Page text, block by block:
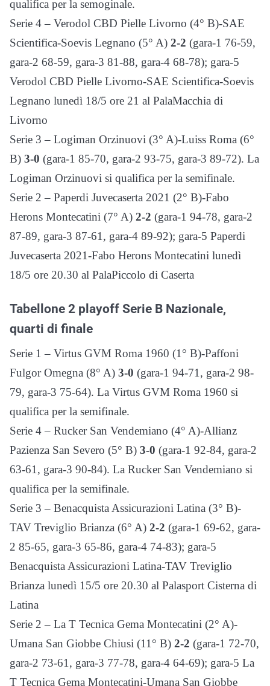
qualifica per la semoginale.
Serie 4 – Verodol CBD Pielle Livorno (4° B)-SAE
Scientifica-Soevis Legnano (5° A) 2-2 (gara-1 76-59,
gara-2 68-59, gara-3 81-88, gara-4 68-78); gara-5
Verodol CBD Pielle Livorno-SAE Scientifica-Soevis
Legnano lunedì 18/5 ore 21 al PalaMacchia di
Livorno
Serie 3 – Logiman Orzinuovi (3° A)-Luiss Roma (6°
B) 3-0 (gara-1 85-70, gara-2 93-75, gara-3 89-72). La
Logiman Orzinuovi si qualifica per la semifinale.
Serie 2 – Paperdi Juvecaserta 2021 (2° B)-Fabo
Herons Montecatini (7° A) 2-2 (gara-1 94-78, gara-2
87-89, gara-3 87-61, gara-4 89-92); gara-5 Paperdi
Juvecaserta 2021-Fabo Herons Montecatini lunedì
18/5 ore 20.30 al PalaPiccolo di Caserta
Tabellone 2 playoff Serie B Nazionale,
quarti di finale
Serie 1 – Virtus GVM Roma 1960 (1° B)-Paffoni
Fulgor Omegna (8° A) 3-0 (gara-1 94-71, gara-2 98-
79, gara-3 75-64). La Virtus GVM Roma 1960 si
qualifica per la semifinale.
Serie 4 – Rucker San Vendemiano (4° A)-Allianz
Pazienza San Severo (5° B) 3-0 (gara-1 92-84, gara-2
63-61, gara-3 90-84). La Rucker San Vendemiano si
qualifica per la semifinale.
Serie 3 – Benacquista Assicurazioni Latina (3° B)-
TAV Treviglio Brianza (6° A) 2-2 (gara-1 69-62, gara-
2 85-65, gara-3 65-86, gara-4 74-83); gara-5
Benacquista Assicurazioni Latina-TAV Treviglio
Brianza lunedì 15/5 ore 20.30 al Palasport Cisterna di
Latina
Serie 2 – La T Tecnica Gema Montecatini (2° A)-
Umana San Giobbe Chiusi (11° B) 2-2 (gara-1 72-70,
gara-2 73-61, gara-3 77-78, gara-4 64-69); gara-5 La
T Tecnica Gema Montecatini-Umana San Giobbe